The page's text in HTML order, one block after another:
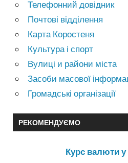
Телефонний довідник
Почтові відділення
Карта Коростеня
Культура і спорт
Вулиці и райони міста
Засоби масової
Громадські організації
РЕКОМЕНДУЄМО
Курс валюти у